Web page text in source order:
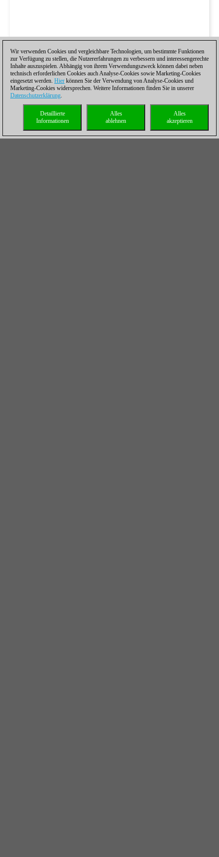
Wir verwenden Cookies und vergleichbare Technologien, um bestimmte Funktionen
zur Verfügung zu stellen, die Nutzererfahrungen zu verbessern und interessengerechte
Inhalte auszuspielen. Abhängig von ihrem Verwendungszweck können dabei neben
technisch erforderlichen Cookies auch Analyse-Cookies sowie Marketing-Cookies
eingesetzt werden. Hier können Sie der Verwendung von Analyse-Cookies und
Marketing-Cookies widersprechen. Weitere Informationen finden Sie in unserer
Datenschutzerklärung.
Alles
akzeptieren
Alles
ablehnen
Detaillierte
Informationen